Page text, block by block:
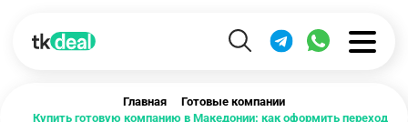
Главная
Готовые компании
Купить готовую компанию в Македонии: как оформить переход